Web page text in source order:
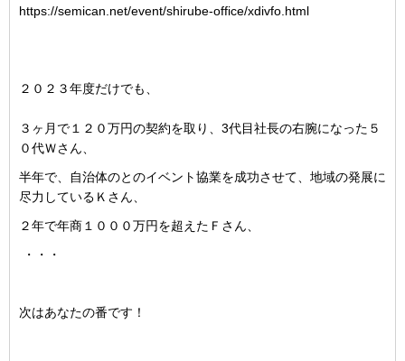
https://semican.net/event/shirube-office/xdivfo.html
２０２３年度だけでも、
３ヶ月で１２０万円の契約を取り、3代目社長の右腕になった５
０代Ｗさん、
半年で、自治体のとのイベント協業を成功させて、地域の発展に
尽力しているＫさん、
２年で年商１０００万円を超えたＦさん、
・・・
次はあなたの番です！